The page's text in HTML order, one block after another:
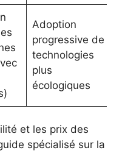
Adoption
progressive de
technologies
plus
écologiques
et les prix des
spécialisé sur la